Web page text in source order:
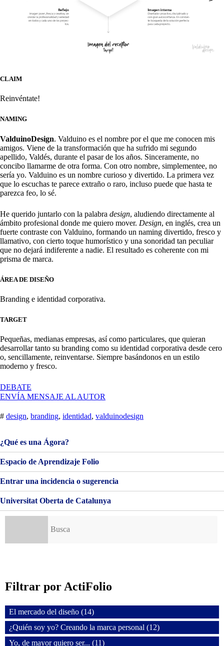
CLAIM
Reinvéntate!
NAMING
ValduinoDesign. Valduino es el nombre por el que me conocen mis
amigos. Viene de la transformación que ha sufrido mi segundo
apellido, Valdés, durante el pasar de los años. Sinceramente, no
concibo llamarme de otra forma. Con otro nombre, simplementee, no
sería yo. Valduino es un nombre curioso y divertido. La primera vez
que lo escuchas te parece extraño o raro, incluso puede que hasta te
parezca feo, lo sé.
He querido juntarlo con la palabra design, aludiendo directamente al
ámbito profesional donde me quiero mover. Design, en inglés, crea un
fuerte contraste con Valduino, formando un naming divertido, fresco y
llamativo, con cierto toque humorístico y una sonoridad tan peculiar
que no dejará indiferente a nadie. El resultado es coherente con mi
prisma de marca.
ÁREA DE DISEÑO
Branding e identidad corporativa.
TARGET
Pequeñas, medianas empresas, así como particulares, que quieran
desarrollar tanto su branding como su identidad corporativa desde cero
o, sencillamente, reinventarse. Siempre basándonos en un estilo
moderno y fresco.
DEBATE
¿QUIÉN
YO?
CREANDO
MARCA
ENVÍA MENSAJE AL AUTOR
# design, branding, identidad, valduinodesign
¿Qué es una Ágora?
Espacio de Aprendizaje Folio
Entrar una incidencia o sugerencia
Universitat Oberta de Catalunya
Filtrar por ActiFolio
El mercado del diseño (14)
¿Quién soy yo? Creando la marca personal (12)
Yo, de mayor quiero ser... (11)